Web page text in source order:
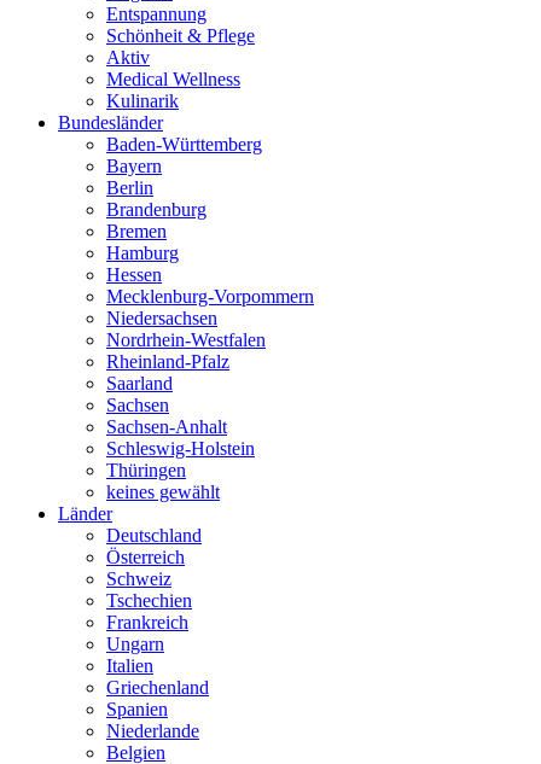
Entspannung
Schönheit & Pflege
Aktiv
Medical Wellness
Kulinarik
Bundesländer
Baden-Württemberg
Bayern
Berlin
Brandenburg
Bremen
Hamburg
Hessen
Mecklenburg-Vorpommern
Niedersachsen
Nordrhein-Westfalen
Rheinland-Pfalz
Saarland
Sachsen
Sachsen-Anhalt
Schleswig-Holstein
Thüringen
keines gewählt
Länder
Deutschland
Österreich
Schweiz
Tschechien
Frankreich
Ungarn
Italien
Griechenland
Spanien
Niederlande
Belgien